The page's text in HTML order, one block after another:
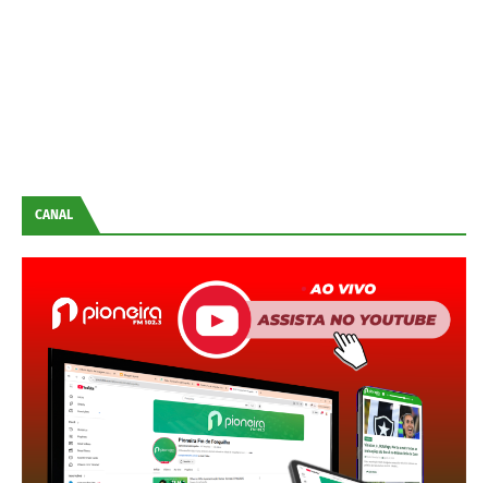
CANAL